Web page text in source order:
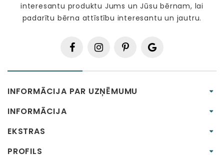
interesantu produktu Jums un Jūsu bērnam, lai
padarītu bērna attīstību interesantu un jautru.
INFORMĀCIJA PAR UZŅĒMUMU
INFORMĀCIJA
EKSTRAS
PROFILS